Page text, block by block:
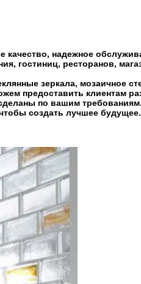
качество, надежное
гостиниц, ресторанов,
зеркала, мозаичное
предоставить клиентам
по вашим
создать лучшее